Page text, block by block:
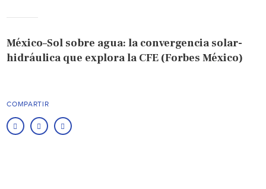
México–Sol sobre agua: la convergencia solar-
hidráulica que explora la CFE (Forbes México)
COMPARTIR